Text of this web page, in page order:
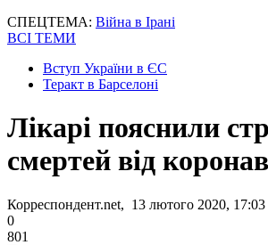
СПЕЦТЕМА: Війна в Ірані
ВСІ ТЕМИ
Вступ України в ЄС
Теракт в Барселоні
Лікарі пояснили
смертей від
Корреспондент.net, 13 лютого 2020, 17:03
0
801